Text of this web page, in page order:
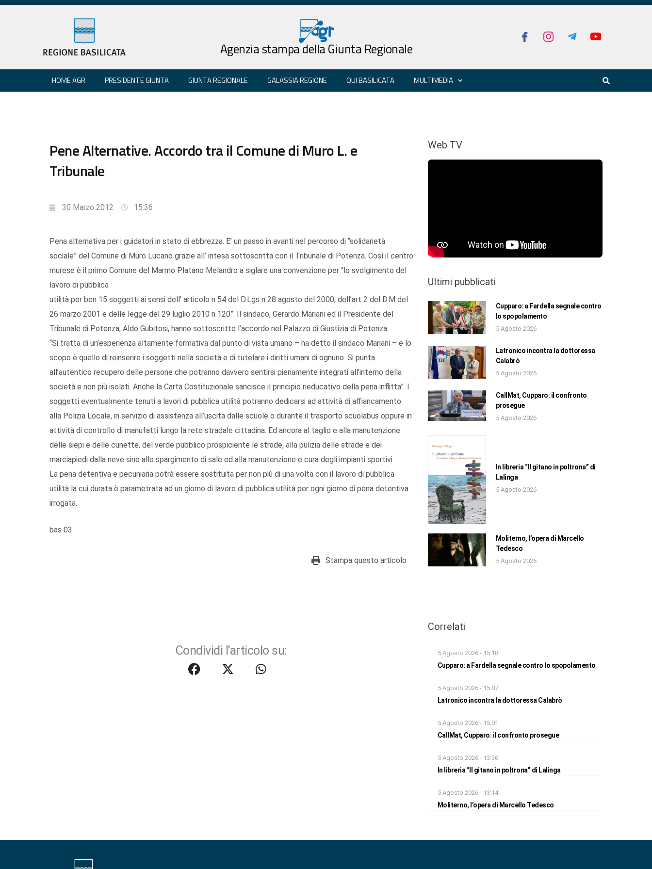
Agenzia stampa della Giunta Regionale
HOME AGR PRESIDENTE GIUNTA GIUNTA REGIONALE GALASSIA REGIONE QUI BASILICATA MULTIMEDIA
Pene Alternative. Accordo tra il Comune di Muro L. e
Tribunale
30 Marzo 2012 15:36
Pena alternativa per i guidatori in stato di ebbrezza. E’ un passo in avanti nel percorso di “solidarietà
sociale” del Comune di Muro Lucano grazie all’ intesa sottoscritta con il Tribunale di Potenza. Così il centro
murese è il primo Comune del Marmo Platano Melandro a siglare una convenzione per “lo svolgimento del
lavoro di pubblica
utilità per ben 15 soggetti ai sensi dell’ articolo n 54 del D.Lgs n 28 agosto del 2000, dell’art 2 del D.M del
26 marzo 2001 e delle legge del 29 luglio 2010 n 120”. Il sindaco, Gerardo Mariani ed il Presidente del
Tribunale di Potenza, Aldo Gubitosi, hanno sottoscritto l’accordo nel Palazzo di Giustizia di Potenza.
“Si tratta di un’esperienza altamente formativa dal punto di vista umano – ha detto il sindaco Mariani – e lo
scopo è quello di reinserire i soggetti nella società e di tutelare i diritti umani di ognuno. Si punta
all’autentico recupero delle persone che potranno davvero sentirsi pienamente integrati all’interno della
società e non più isolati. Anche la Carta Costituzionale sancisce il principio rieducativo della pena inflitta”. I
soggetti eventualmente tenuti a lavori di pubblica utilità potranno dedicarsi ad attività di affiancamento
alla Polizia Locale, in servizio di assistenza all’uscita dalle scuole o durante il trasporto scuolabus oppure in
attività di controllo di manufatti lungo la rete stradale cittadina. Ed ancora al taglio e alla manutenzione
delle siepi e delle cunette, del verde pubblico prospiciente le strade, alla pulizia delle strade e dei
marciapiedi dalla neve sino allo spargimento di sale ed alla manutenzione e cura degli impianti sportivi.
La pena detentiva e pecuniaria potrà essere sostituita per non più di una volta con il lavoro di pubblica
utilità la cui durata è parametrata ad un giorno di lavoro di pubblica utilità per ogni giorno di pena detentiva
irrogata.
bas 03
Stampa questo articolo
Condividi l'articolo su:
Web TV
Ultimi pubblicati
Cupparo: a Fardella segnale contro
lo spopolamento
5 Agosto 2026
Latronico incontra la dottoressa
Calabrò
5 Agosto 2026
CallMat, Cupparo: il confronto
prosegue
5 Agosto 2026
In libreria “Il gitano in poltrona” di
Lalinga
5 Agosto 2026
Moliterno, l’opera di Marcello
Tedesco
5 Agosto 2026
Correlati
5 Agosto 2026 - 15:18
Cupparo: a Fardella segnale contro lo spopolamento
5 Agosto 2026 - 15:07
Latronico incontra la dottoressa Calabrò
5 Agosto 2026 - 15:01
CallMat, Cupparo: il confronto prosegue
5 Agosto 2026 - 13:36
In libreria “Il gitano in poltrona” di Lalinga
5 Agosto 2026 - 13:14
Moliterno, l’opera di Marcello Tedesco